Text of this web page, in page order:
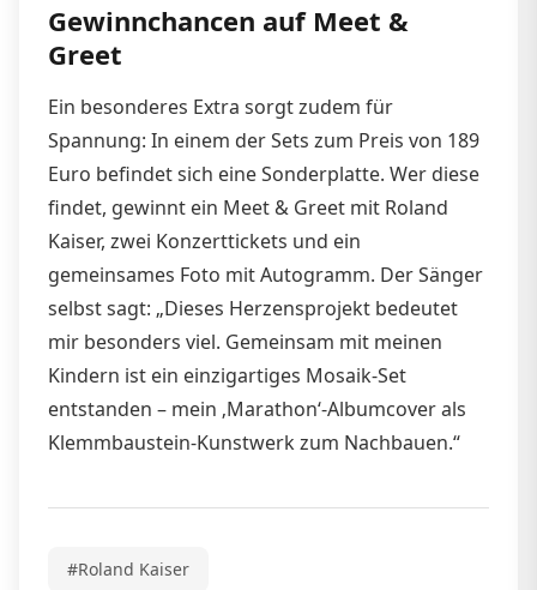
Gewinnchancen auf Meet &
Greet
Ein besonderes Extra sorgt zudem für
Spannung: In einem der Sets zum Preis von 189
Euro befindet sich eine Sonderplatte. Wer diese
findet, gewinnt ein Meet & Greet mit Roland
Kaiser, zwei Konzerttickets und ein
gemeinsames Foto mit Autogramm. Der Sänger
selbst sagt: „Dieses Herzensprojekt bedeutet
mir besonders viel. Gemeinsam mit meinen
Kindern ist ein einzigartiges Mosaik-Set
entstanden – mein ‚Marathon‘-Albumcover als
Klemmbaustein-Kunstwerk zum Nachbauen.“
#Roland Kaiser